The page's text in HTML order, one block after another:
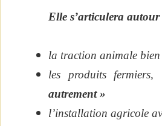
Elle s’articulera autour
la traction animale
les produits
autrement »
l’installation agricole